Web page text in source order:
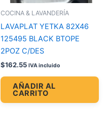
COCINA & LAVANDERÍA
LAVAPLAT YETKA 82X46
125495 BLACK BTOPE
2POZ C/DES
$162.55 IVA incluido
AÑADIR AL
CARRITO